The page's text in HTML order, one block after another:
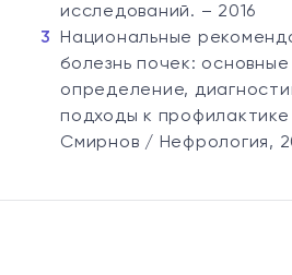
исследований. – 2016
Национальные
болезнь почек:
определение,
подходы к
Смирнов / Нефрология,